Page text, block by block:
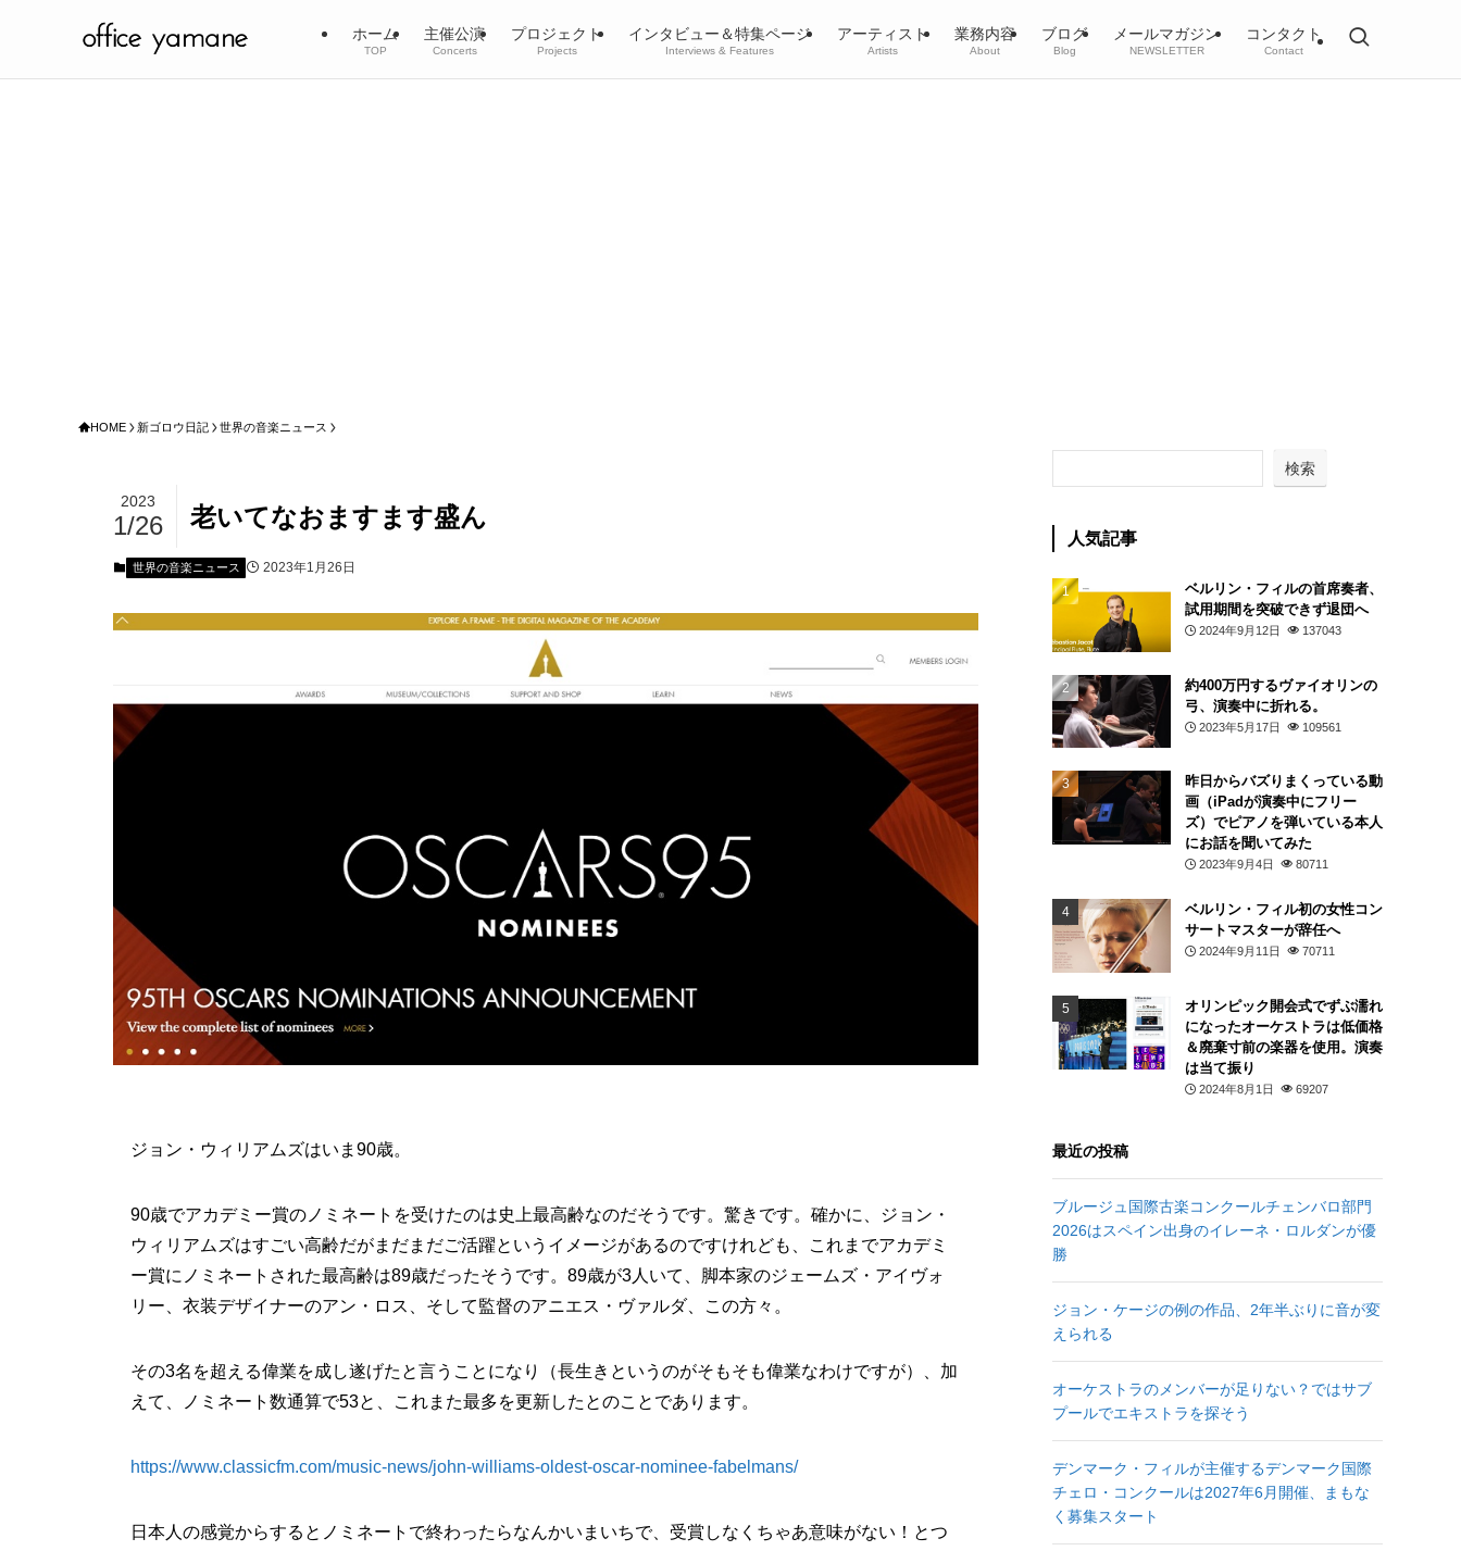
ホーム
TOP
主催公演
Concerts
プロジェクト
Projects
インタビュー＆特集ページ
Interviews & Features
アーティスト
Artists
業務内容
About
ブログ
Blog
メールマガジン
NEWSLETTER
コンタクト
Contact
HOME 新ゴロウ日記 世界の音楽ニュース
老いてなおますます盛ん
2023
1/26
世界の音楽ニュース 2023年1月26日
ジョン・ウィリアムズはいま90歳。
90歳でアカデミー賞のノミネートを受けたのは史上最高齢なのだそうです。驚きです。確かに、ジョン・
ウィリアムズはすごい高齢だがまだまだご活躍というイメージがあるのですけれども、これまでアカデミ
ー賞にノミネートされた最高齢は89歳だったそうです。89歳が3人いて、脚本家のジェームズ・アイヴォ
リー、衣装デザイナーのアン・ロス、そして監督のアニエス・ヴァルダ、この方々。
その3名を超える偉業を成し遂げたと言うことになり（長生きというのがそもそも偉業なわけですが）、加
えて、ノミネート数通算で53と、これまた最多を更新したとのことであります。
https://www.classicfm.com/music-news/john-williams-oldest-oscar-nominee-fabelmans/
日本人の感覚からするとノミネートで終わったらなんかいまいちで、受賞しなくちゃあ意味がない！とつ
検索
人気記事
ベルリン・フィルの首席奏者、
試用期間を突破できず退団へ
2024年9月12日 137043
約400万円するヴァイオリンの
弓、演奏中に折れる。
2023年5月17日 109561
昨日からバズりまくっている動
画（iPadが演奏中にフリー
ズ）でピアノを弾いている本人
にお話を聞いてみた
2023年9月4日 80711
ベルリン・フィル初の女性コン
サートマスターが辞任へ
2024年9月11日 70711
オリンピック開会式でずぶ濡れ
になったオーケストラは低価格
＆廃棄寸前の楽器を使用。演奏
は当て振り
2024年8月1日 69207
最近の投稿
ブルージュ国際古楽コンクールチェンバロ部門
2026はスペイン出身のイレーネ・ロルダンが優
勝
ジョン・ケージの例の作品、2年半ぶりに音が変
えられる
オーケストラのメンバーが足りない？ではサブ
プールでエキストラを探そう
デンマーク・フィルが主催するデンマーク国際
チェロ・コンクールは2027年6月開催、まもな
く募集スタート